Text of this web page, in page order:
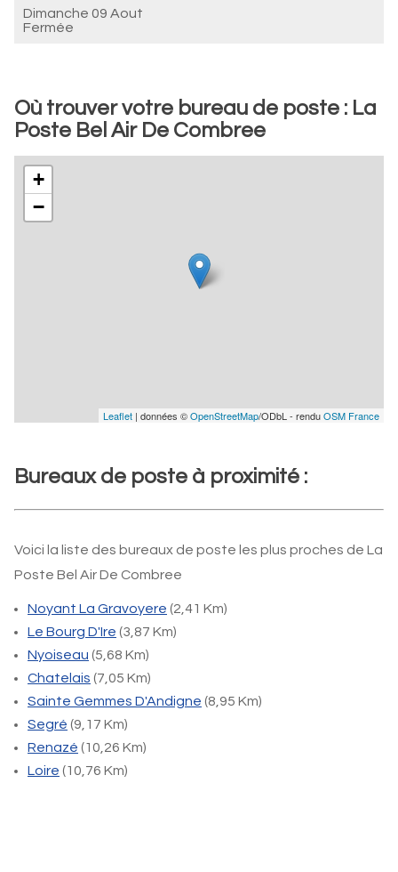
Dimanche 09 Aout
Fermée
Où trouver votre bureau de poste : La
Poste Bel Air De Combree
+
−
Leaflet | données ©OpenStreetMap/ODbL - renduOSM France
Bureaux de poste à proximité :
Voici la liste des bureaux de poste les plus proches de La
Poste Bel Air De Combree
Noyant La Gravoyere (2,41 Km)
Le Bourg D'Ire (3,87 Km)
Nyoiseau (5,68 Km)
Chatelais (7,05 Km)
Sainte Gemmes D'Andigne (8,95 Km)
Segré (9,17 Km)
Renazé (10,26 Km)
Loire (10,76 Km)